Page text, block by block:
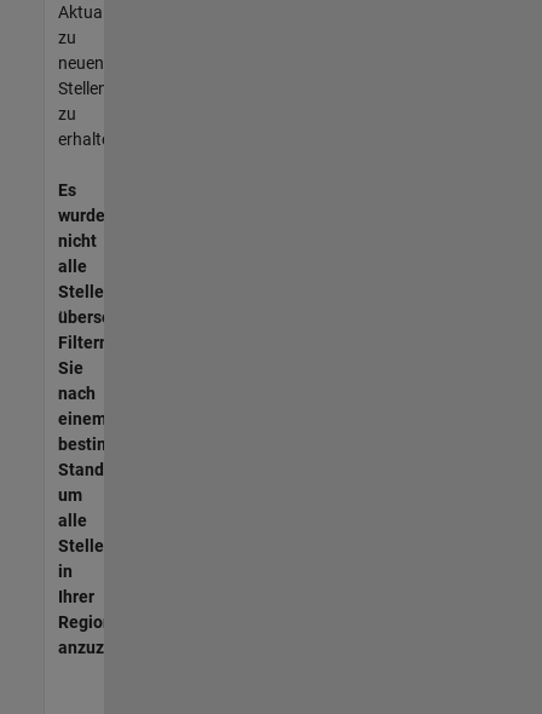
Aktualisierungen
zu
neuen
Stellenangeboten
zu
erhalten.
Es
wurden
nicht
alle
Stellen
übersetzt.
Filtern
Sie
nach
einem
bestimmten
Standort,
um
alle
Stellenangebote
in
Ihrer
Region
anzuzeigen.